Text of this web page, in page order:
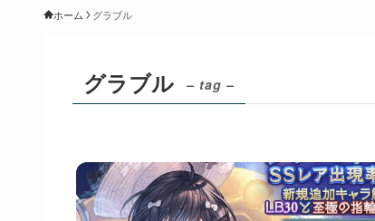
ホーム グラブル
グラブル – tag –